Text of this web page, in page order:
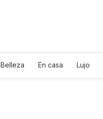
Belleza En casa Lujo